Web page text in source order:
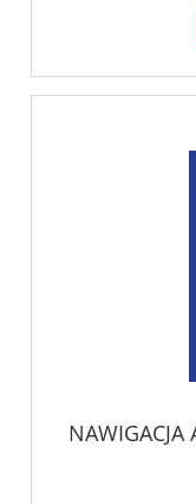
NAWIGACJA